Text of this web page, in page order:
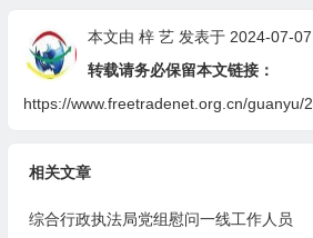
本文由 梓 艺发表于 2024-07-
转载请务必保留本文链接：
https://www.freetradenet.org.cn/guanyu/
相关文章
综合行政执法局党组慰问一线工作人员